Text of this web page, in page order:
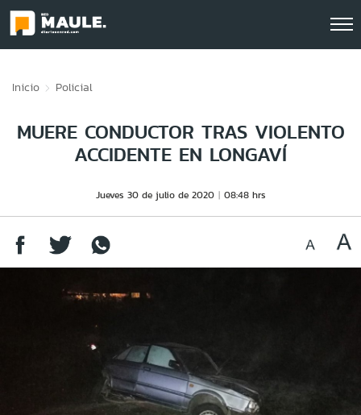
Inicio Policial
MUERE CONDUCTOR TRAS VIOLENTO
ACCIDENTE EN LONGAVÍ
Jueves 30 de julio de 2020 08:48 hrs